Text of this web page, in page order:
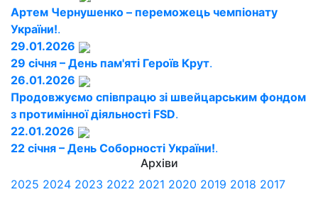
Артем Чернушенко – переможець чемпіонату
України!.
29.01.2026
29 січня – День пам'яті Героїв Крут.
26.01.2026
Продовжуємо співпрацю зі швейцарським фондом
з протимінної діяльності FSD.
22.01.2026
22 січня – День Соборності України!.
Архіви
2025 2024 2023 2022 2021 2020 2019 2018 2017